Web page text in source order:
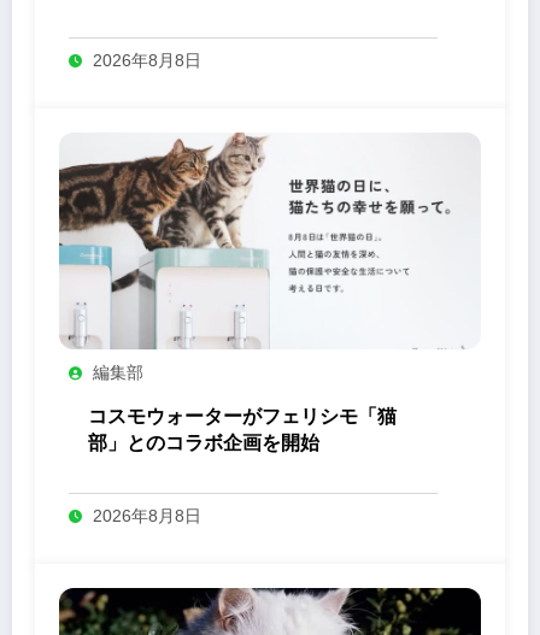
2026年8月8日
編集部
コスモウォーターがフェリシモ「猫
部」とのコラボ企画を開始
2026年8月8日